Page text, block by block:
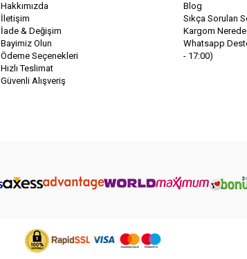
Hakkımızda
İletişim
İade & Değişim
Bayimiz Olun
Ödeme Seçenekleri
Hızlı Teslimat
Güvenli Alışveriş
Blog
Sıkça Sorulan
Kargom
Whatsapp
- 17:00)